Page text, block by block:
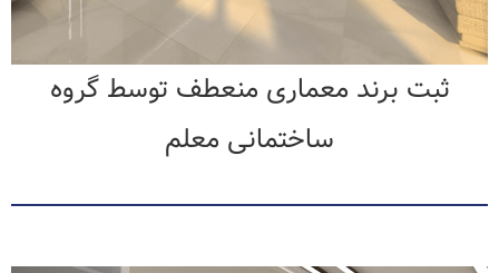
ثبت برند معماری منعطف توسط گروه
ساختمانی معلم